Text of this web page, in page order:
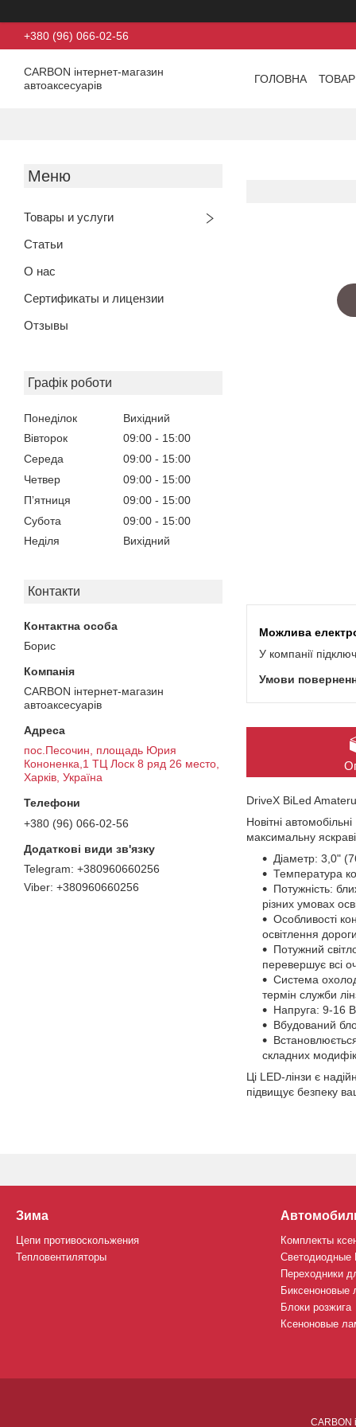
+380 (96) 066-02-56
CARBON інтернет-магазин
автоаксесуарів
ГОЛОВНА
Товары и услуги
Статьи
О нас
Сертификаты и лицензии
Отзывы
Графік роботи
Понеділок
Вихідний
Вівторок
09:00
15:00
Середа
09:00
15:00
Четвер
09:00
15:00
Пʼятниця
09:00
15:00
Субота
09:00
15:00
Неділя
Вихідний
Контакти
Борис
CARBON інтернет-магазин
автоаксесуарів
пос.Песочин, площадь Юрия
Кононенка,1 ТЦ Лоск 8 ряд 26 место,
Харків, Україна
+380 (96) 066-02-56
+380960660256
+380960660256
У компанії
DriveX BiLed
Новітні автомобільні
максимальну
Діаметр: 3,0"
Температура
Потужність:
різних умовах
Особливості
освітлення
Потужний
перевершує всі
Система
термін служби
Напруга: 9-16
Вбудований
складних
Ці LED-лінзи є
підвищує безпеку
Зима
Цепи противоскольжения
Тепловентиляторы
Комплекты
Светодиодные
Переходники
Биксеноновые
Блоки розжига
Ксеноновые